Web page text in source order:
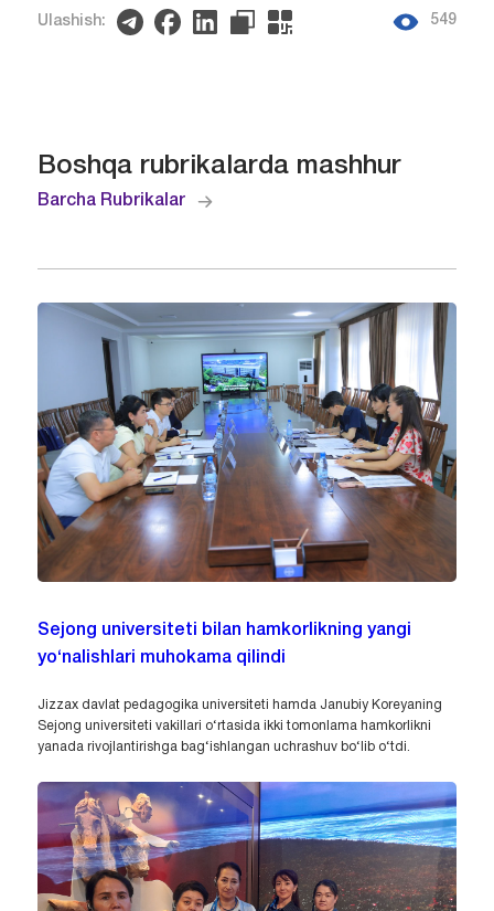
Ulashish: 549
Boshqa rubrikalarda mashhur
Barcha Rubrikalar
Sejong universiteti bilan hamkorlikning yangi
yo‘nalishlari muhokama qilindi
Jizzax davlat pedagogika universiteti hamda Janubiy Koreyaning
Sejong universiteti vakillari o‘rtasida ikki tomonlama hamkorlikni
yanada rivojlantirishga bag‘ishlangan uchrashuv bo‘lib o‘tdi.